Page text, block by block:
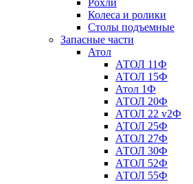
Рохли
Колеса и ролики
Столы подъемные
Запасные части
Атол
АТОЛ 11Ф
АТОЛ 15Ф
Атол 1Ф
АТОЛ 20Ф
АТОЛ 22 v2Ф
АТОЛ 25Ф
АТОЛ 27Ф
АТОЛ 30Ф
АТОЛ 52Ф
АТОЛ 55Ф